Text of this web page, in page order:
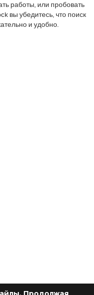
работы, или пробовать
вы убедитесь, что поиск
и удобно.